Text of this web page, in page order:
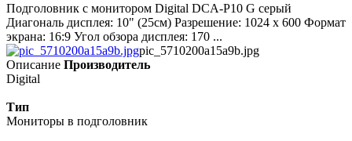
Подголовник с монитором Digital DCA-P10 G серый
Диагональ дисплея: 10" (25см) Разрешение: 1024 x 600 Формат
экрана: 16:9 Угол обзора дисплея: 170 ...
pic_5710200a15a9b.jpg
Описание Производитель
Digital
Тип
Мониторы в подголовник